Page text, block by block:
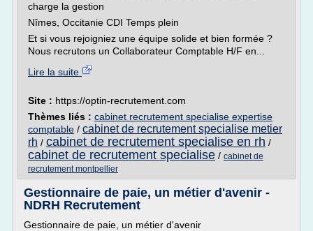
charge la gestion
Nîmes, Occitanie CDI Temps plein
Et si vous rejoi­gniez une équipe solide et bien for­mée ?
Nous recru­tons un Col­la­bo­ra­teur Comp­table H/F en...
Lire la suite
Site : https://optin-recrutement.com
Thèmes liés : cabinet recrutement specialise expertise
comptable / cabinet de recrutement specialise metier
rh / cabinet de recrutement specialise en rh /
cabinet de recrutement specialise / cabinet de
recrutement montpellier
Gestionnaire de paie, un métier d'avenir -
NDRH Recrutement
Gestionnaire de paie, un métier d'avenir